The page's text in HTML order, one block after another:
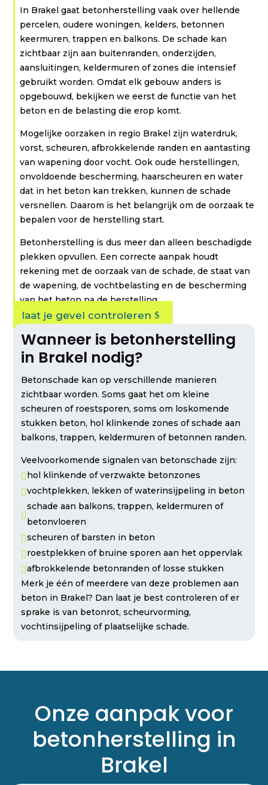
In Brakel gaat betonherstelling vaak over hellende
percelen, oudere woningen, kelders, betonnen
keermuren, trappen en balkons. De schade kan
zichtbaar zijn aan buitenranden, onderzijden,
aansluitingen, keldermuren of zones die intensief
gebruikt worden. Omdat elk gebouw anders is
opgebouwd, bekijken we eerst de functie van het
beton en de belasting die erop komt.
Mogelijke oorzaken in regio Brakel zijn waterdruk,
vorst, scheuren, afbrokkelende randen en aantasting
van wapening door vocht. Ook oude herstellingen,
onvoldoende bescherming, haarscheuren en water
dat in het beton kan trekken, kunnen de schade
versnellen. Daarom is het belangrijk om de oorzaak te
bepalen voor de herstelling start.
Betonherstelling is dus meer dan alleen beschadigde
plekken opvullen. Een correcte aanpak houdt
rekening met de oorzaak van de schade, de staat van
de wapening, de vochtbelasting en de bescherming
van het beton na de herstelling.
laat je gevel controleren
Wanneer is betonherstelling
in Brakel nodig?
Betonschade kan op verschillende manieren
zichtbaar worden. Soms gaat het om kleine
scheuren of roestsporen, soms om loskomende
stukken beton, hol klinkende zones of schade aan
balkons, trappen, keldermuren of betonnen randen.
Veelvoorkomende signalen van betonschade zijn:
hol klinkende of verzwakte betonzones
vochtplekken, lekken of waterinsijpeling in beton

schade aan balkons, trappen, keldermuren of
betonvloeren
scheuren of barsten in beton
roestplekken of bruine sporen aan het oppervlak
afbrokkelende betonranden of losse stukken
Merk je één of meerdere van deze problemen aan
beton in Brakel? Dan laat je best controleren of er
sprake is van betonrot, scheurvorming,
vochtinsijpeling of plaatselijke schade.
Onze aanpak voor
betonherstelling in
Brakel